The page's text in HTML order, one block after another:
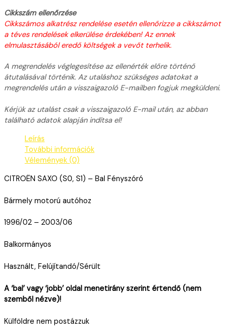
Cikkszám ellenőrzése
Cikkszámos alkatrész rendelése esetén ellenőrizze a cikkszámot
a téves rendelések elkerülése érdekében! Az ennek
elmulasztásából eredő költségek a vevőt terhelik.
A megrendelés véglegesítése az ellenérték előre történő
átutalásával történik. Az utaláshoz szükséges adatokat a
megrendelés után a visszaigazoló E-mailben fogjuk megküldeni.
Kérjük az utalást csak a visszaigazoló E-mail után, az abban
található adatok alapján indítsa el!
Leírás
További információk
Vélemények (0)
CITROËN SAXO (S0, S1) – Bal Fényszóró
Bármely motorú autóhoz
1996/02 – 2003/06
Balkormányos
Használt, Felújítandó/Sérült
A ‘bal’ vagy ‘jobb’ oldal menetirány szerint értendő (nem
szemből nézve)!
Külföldre nem postázzuk